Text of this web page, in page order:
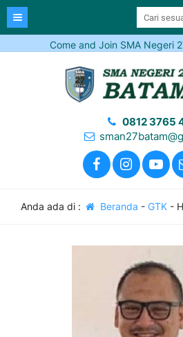
Come and Join SMA Negeri
0812 3765
Anda ada di : Beranda - GTK-